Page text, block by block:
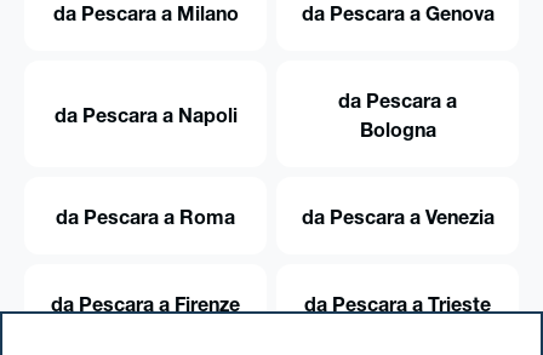
da Pescara a Milano da Pescara a Genova
da Pescara a Napoli
da Pescara a
Bologna
da Pescara a Roma da Pescara a Venezia
da Pescara a Firenze da Pescara a Trieste